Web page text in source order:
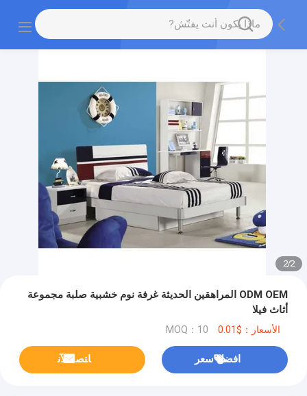
2
/
2
ODM OEM المراهقين الحديثة غرفة نوم خشبية صلبة مجموعة
أثاث فيلا
الأسعار：$0.01 MOQ：10
افضل سعر ﺎﺘﺼﻟ ﺍﻶﻧ